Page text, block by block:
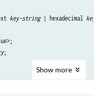
key-string | hexadecimal key-
;
Show more